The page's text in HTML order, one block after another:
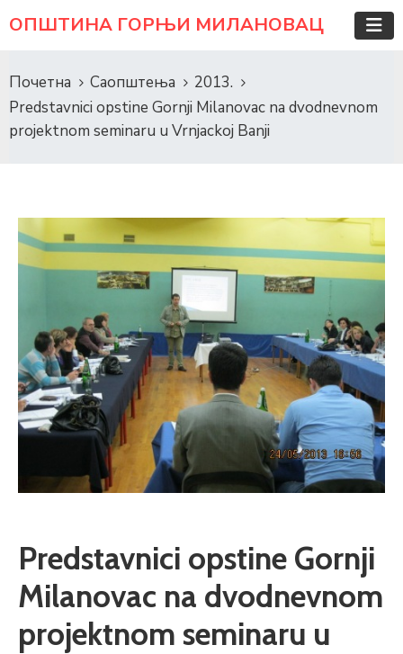
ОПШТИНА ГОРЊИ МИЛАНОВАЦ
Почетна Саопштења
2013.
Predstavnici opstine Gornji Milanovac na dvodnevnom
projektnom seminaru u Vrnjackoj Banji
Predstavnici opstine Gornji
Milanovac na dvodnevnom
projektnom seminaru u